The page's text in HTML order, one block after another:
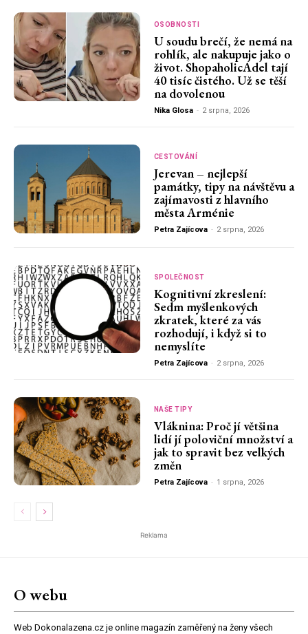
OSOBNOSTI
U soudu brečí, že nemá na
rohlík, ale nakupuje jako o
život. ShopaholicAdel tají
40 tisíc čistého. Už se těší
na dovolenou
Nika Glosa - 2 srpna, 2026
CESTOVÁNÍ
Jerevan – nejlepší
památky, tipy na návštěvu a
zajímavosti z hlavního
města Arménie
Petra Zajícova - 2 srpna, 2026
SPOLEČNOST
Kognitivní zkreslení:
Sedm myšlenkových
zkratek, které za vás
rozhodují, i když si to
nemyslíte
Petra Zajícova - 2 srpna, 2026
NAŠE TIPY
Vláknina: Proč jí většina
lidí jí poloviční množství a
jak to spravit bez velkých
změn
Petra Zajícova - 1 srpna, 2026
Reklama
O webu
Web Dokonalazena.cz je online magazín zaměřený na ženy všech